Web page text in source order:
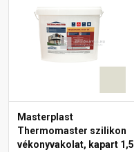
Masterplast
Thermomaster szilikon
vékonyvakolat, kapart 1,5